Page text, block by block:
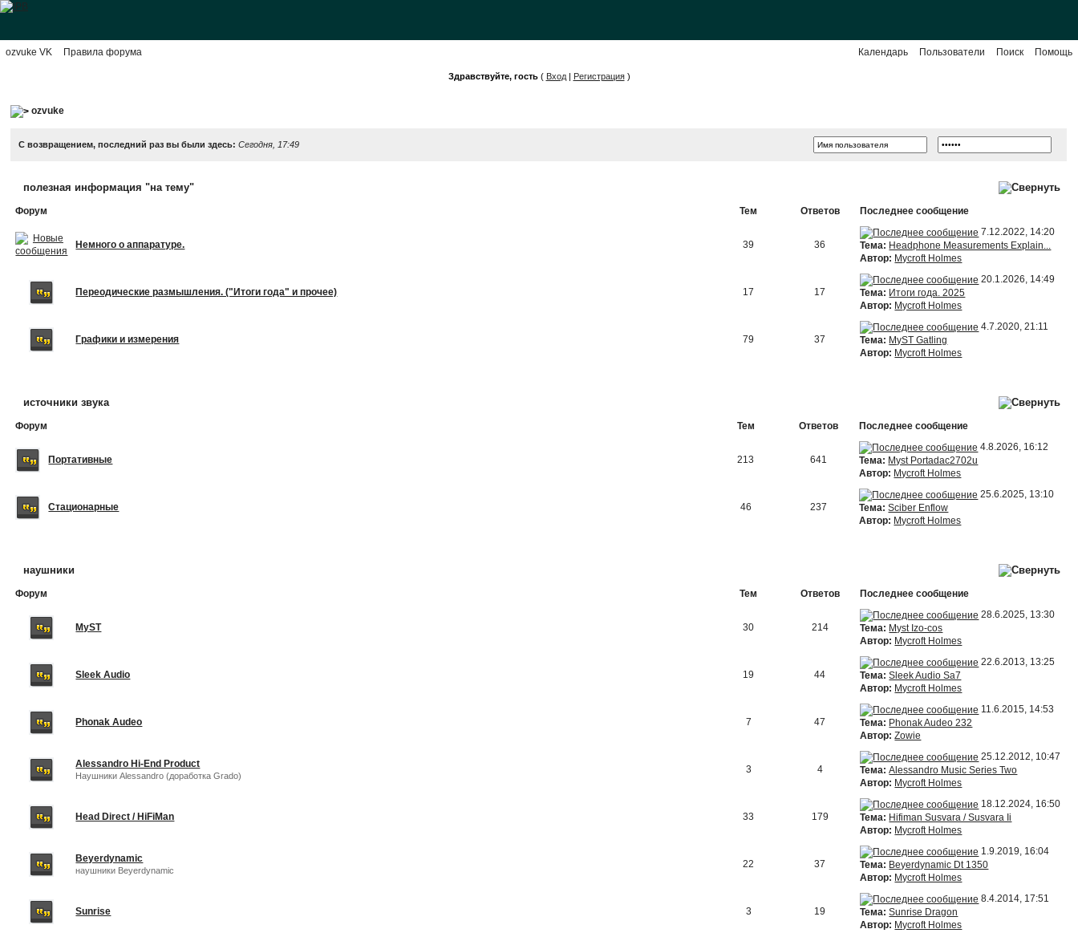
ozvuke VK Правила форума Помощь
Поиск
Пользователи
Календарь
Здравствуйте, гость( Вход| Регистрация)
ozvuke
С возвращением, последний раз вы были здесь:Сегодня, 17:49
полезная информация "на тему"
Форум Тем Ответов Последнее сообщение
Немного о аппаратуре. 39 36
7.12.2022, 14:20
Тема: Headphone Measurements Explain...
Автор: Mycroft Holmes
Переодические размышления. ("Итоги года" и прочее) 17 17
20.1.2026, 14:49
Тема: Итоги года. 2025
Автор: Mycroft Holmes
Графики и измерения 79 37
4.7.2020, 21:11
Тема: MyST Gatling
Автор: Mycroft Holmes
источники звука
Форум Тем Ответов Последнее сообщение
Портативные 213 641
4.8.2026, 16:12
Тема: Myst Portadac2702u
Автор: Mycroft Holmes
Стационарные 46 237
25.6.2025, 13:10
Тема: Sciber Enflow
Автор: Mycroft Holmes
наушники
Форум Тем Ответов Последнее сообщение
MyST 30 214
28.6.2025, 13:30
Тема: Myst Izo-cos
Автор: Mycroft Holmes
Sleek Audio 19 44
22.6.2013, 13:25
Тема: Sleek Audio Sa7
Автор: Mycroft Holmes
Phonak Audeo 7 47
11.6.2015, 14:53
Тема: Phonak Audeo 232
Автор: Zowie
Alessandro Hi-End Product
Наушники Alessandro (доработка Grado)
3 4
25.12.2012, 10:47
Тема: Alessandro Music Series Two
Автор: Mycroft Holmes
Head Direct / HiFiMan 33 179
18.12.2024, 16:50
Тема: Hifiman Susvara / Susvara Ii
Автор: Mycroft Holmes
Beyerdynamic
наушники Beyerdynamic
22 37
1.9.2019, 16:04
Тема: Beyerdynamic Dt 1350
Автор: Mycroft Holmes
Sunrise 3 19
8.4.2014, 17:51
Тема: Sunrise Dragon
Автор: Mycroft Holmes